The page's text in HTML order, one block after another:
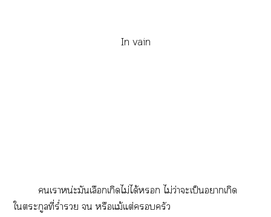
In vain
เาหน่ะมันเลือกเกิดไม่ได้ ไม่ว่าะเป็นาเกิด
ใตระกูลที่ร่ำรวย  หรือแม้แต่ครัว